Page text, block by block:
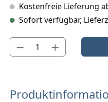
Kostenfreie Lieferung
Sofort verfügbar,
Produkt Anzahl: Gib den